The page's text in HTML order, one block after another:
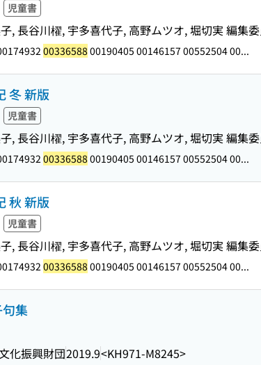
児童書
, 長谷川櫂, 宇多喜代子, 高野ムツオ, 堀切実 編集
00336588 00190405 00146157 00552504 00...
冬 新版
児童書
, 長谷川櫂, 宇多喜代子, 高野ムツオ, 堀切実 編集
00336588 00190405 00146157 00552504 00...
秋 新版
児童書
, 長谷川櫂, 宇多喜代子, 高野ムツオ, 堀切実 編集
00336588 00190405 00146157 00552504 00...
集
化振興財団2019.9<KH971-M8245>